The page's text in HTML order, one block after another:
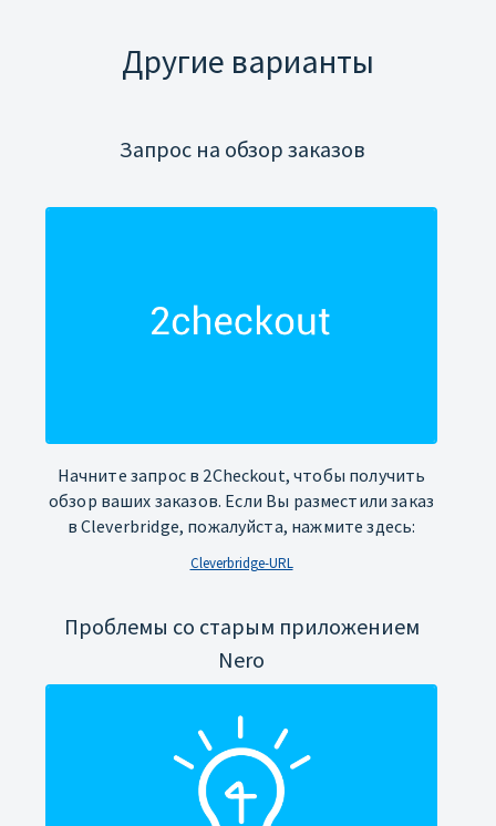
Другие варианты
Запрос на обзор заказов
Начните запрос в 2Checkout, чтобы получить
обзор ваших заказов. Если Вы разместили заказ
в Cleverbridge, пожалуйста, нажмите здесь:
Cleverbridge-URL
Проблемы со старым приложением
Nero